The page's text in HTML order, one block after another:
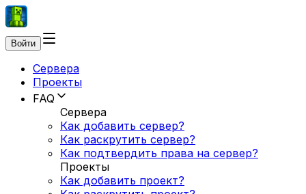
Войти
Сервера
Проекты
FAQ
Сервера
Как добавить сервер?
Как раскрутить сервер?
Как подтвердить права на сервер?
Проекты
Как добавить проект?